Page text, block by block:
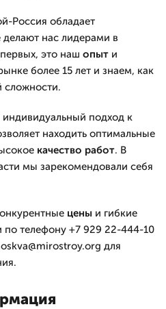
Россия обладает
нас лидерами в
это наш опыт и
более 15 лет и знаем, как
сложности.
подход к
находить оптимальные
качество работ. В
мы зарекомендовали себя
цены и гибкие
по телефону +7 929 22-444-10
для